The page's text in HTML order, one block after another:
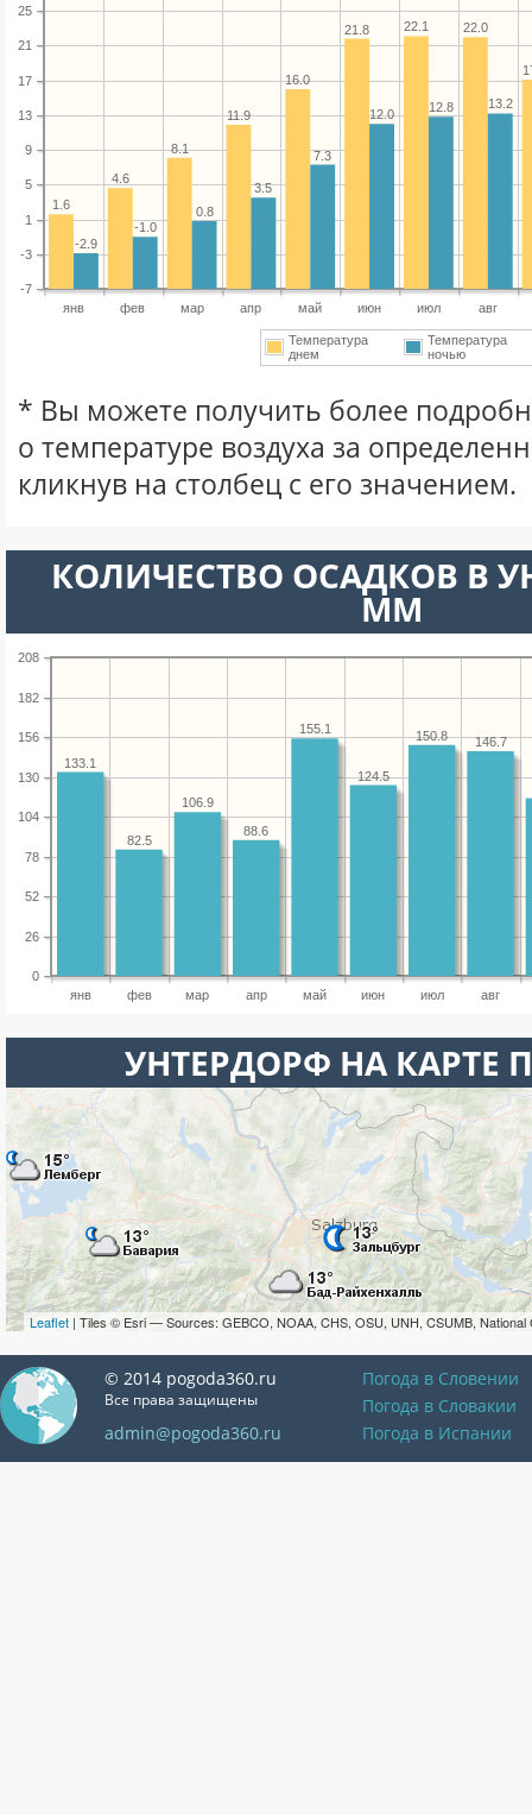
янв фев мар апр май июн июл авг
-7
-3
1
5
9
13
17
21
25
22.0
22.1
21.8
16.0
11.9
8.1
4.6
1.6
13.2
12.8
12.0
7.3
3.5
0.8
-1.0
-2.9
Температура
днем
Температура
ночью
* Вы можете получить более
о температуре воздуха за
кликнув на столбец с его значением.
КОЛИЧЕСТВО ОСАДКОВ В
ММ
янв фев мар апр май июн июл авг
0
26
52
78
104
130
156
182
208
146.7
150.8
124.5
155.1
88.6
106.9
82.5
133.1
УНТЕРДОРФ НА КАРТЕ
Leaflet | Tiles © Esri — Sources: GEBCO, NOAA, CHS, OSU, UNH, CSUMB, National
© 2014 pogoda360.ru
Все права защищены
admin@pogoda360.ru
Погода в Словении
Погода в Словакии
Погода в Испании